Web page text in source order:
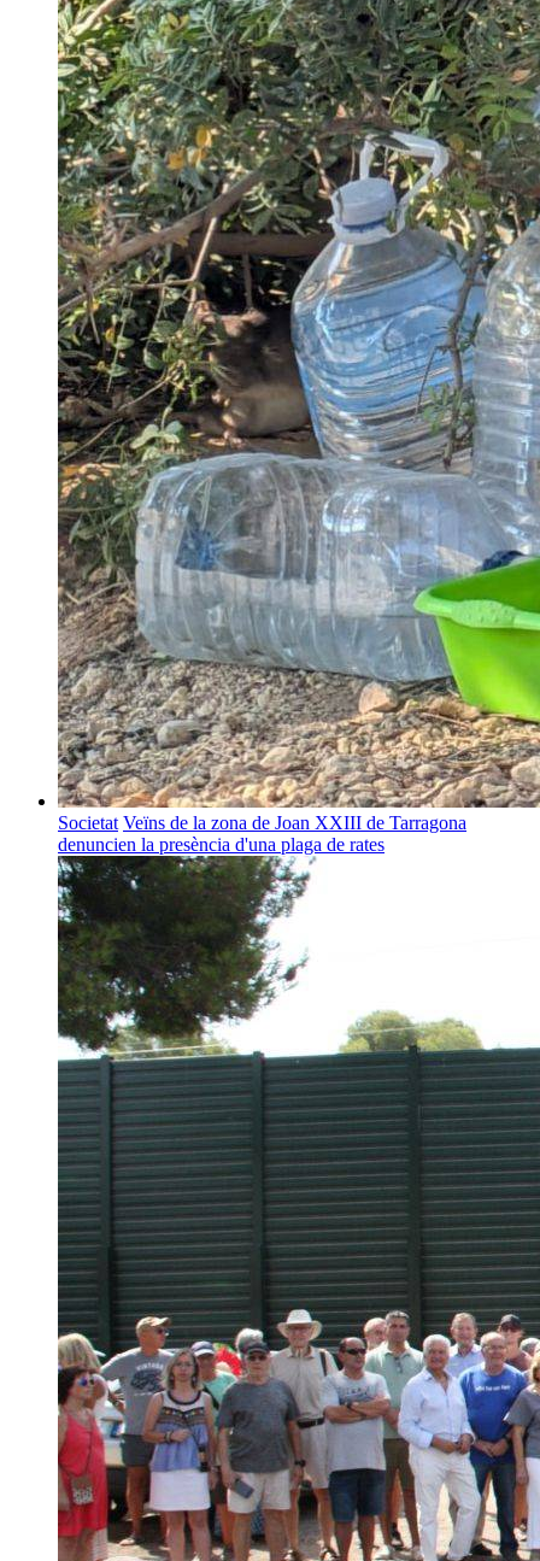
Societat Veïns de la zona de Joan XXIII de Tarragona
denuncien la presència d'una plaga de rates